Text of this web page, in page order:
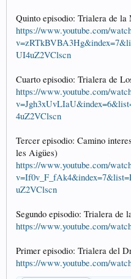
Quinto episodio: Trialera de la
https://www.youtube.com/
UI4uZ2VClscn
Cuarto episodio: Trialera de
https://www.youtube.com/
4uZ2VClscn
Tercer episodio: Camino
les Aigües)
https://www.youtube.com/
uZ2VClscn
Segundo episodio: Trialera de
https://www.youtube.com/
Primer episodio: Trialera del
https://www.youtube.com/